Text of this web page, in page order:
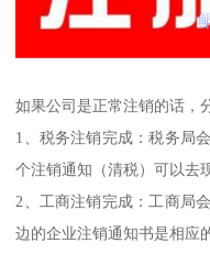
如果公司是正常注销的话，
1、税务注销完成：税务局
个注销通知（清税）可以去
2、工商注销完成：工商局
边的企业注销通知书是相应